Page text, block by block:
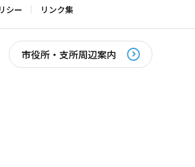
シー リンク集
市役所・支所周辺案内